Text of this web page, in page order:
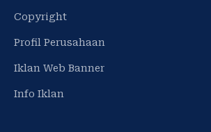
Copyright
Profil Perusahaan
Iklan Web Banner
Info Iklan